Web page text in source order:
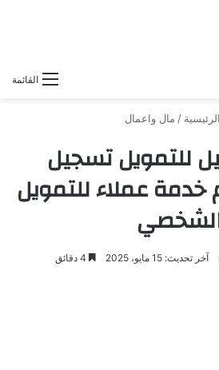
القائمة
الرئيسية / مال واعمال
للتمويل تسجيل
عملاء للتمويل
آخر تحديث: 15 مايو، 2025